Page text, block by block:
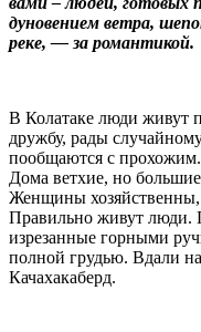
дуновением ветра,
реке, — за романтикой.
В Колатаке люди живут
дружбу, рады
пообщаются с прохожим.
Дома ветхие, но
Женщины хозяйственны,
Правильно живут люди.
изрезанные горными
полной грудью. Вдали
Качахакаберд.